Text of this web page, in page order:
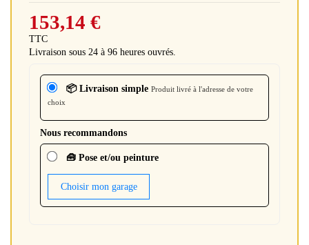
153,14 €
TTC
Livraison sous 24 à 96 heures ouvrés.
📦 Livraison simple Produit livré à l'adresse de votre
choix
Nous recommandons
🧰 Pose et/ou peinture
Choisir mon garage